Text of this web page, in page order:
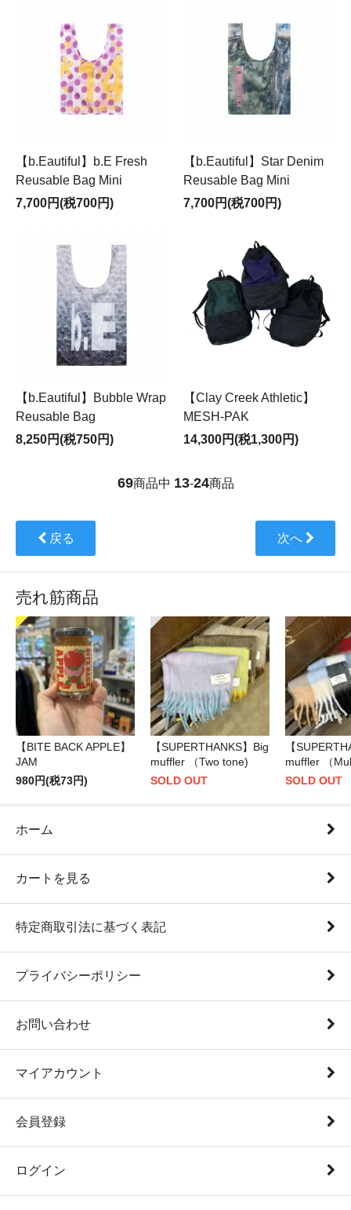
【b.Eautiful】b.E Fresh
Reusable Bag Mini
7,700円(税700円)
【b.Eautiful】Star Denim
Reusable Bag Mini
7,700円(税700円)
【b.Eautiful】Bubble Wrap
Reusable Bag
8,250円(税750円)
【Clay Creek Athletic】
MESH-PAK
14,300円(税1,300円)
69商品中 13-24商品
戻る 次へ
売れ筋商品
【BITE BACK APPLE】
JAM
980円(税73円)
【SUPERTHANKS】Big
muffler （Two tone)
SOLD OUT
【
muffler （
SOLD OUT
ホーム
カートを見る
特定商取引法に基づく表記
プライバシーポリシー
お問い合わせ
マイアカウント
会員登録
ログイン